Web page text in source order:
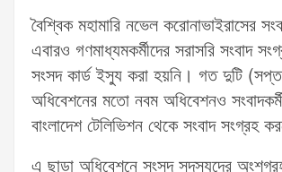
বৈশ্বিক মহামারি নভেল করোনাভাইরাসের
এবারও গণমাধ্যমকর্মীদের সরাসরি সংবাদ
সংসদ কার্ড ইস্যু করা হয়নি। গত দুটি
অধিবেশনের মতো নবম অধিবেশনও
বাংলাদেশ টেলিভিশন থেকে সংবাদ সংগ্রহ
এ ছাড়া অধিবেশনে সংসদ সদস্যদের